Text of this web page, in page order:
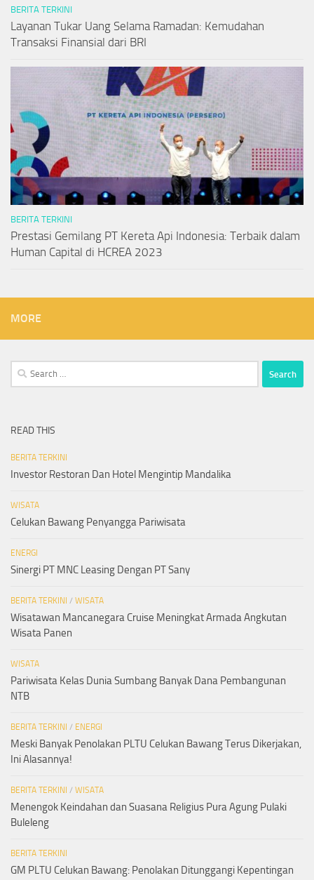
BERITA TERKINI
Layanan Tukar Uang Selama Ramadan: Kemudahan
Transaksi Finansial dari BRI
BERITA TERKINI
Prestasi Gemilang PT Kereta Api Indonesia: Terbaik dalam
Human Capital di HCREA 2023
MORE
Search
for:
READ THIS
BERITA TERKINI
Investor Restoran Dan Hotel Mengintip Mandalika
WISATA
Celukan Bawang Penyangga Pariwisata
ENERGI
Sinergi PT MNC Leasing Dengan PT Sany
BERITA TERKINI / WISATA
Wisatawan Mancanegara Cruise Meningkat Armada Angkutan
Wisata Panen
WISATA
Pariwisata Kelas Dunia Sumbang Banyak Dana Pembangunan
NTB
BERITA TERKINI / ENERGI
Meski Banyak Penolakan PLTU Celukan Bawang Terus Dikerjakan,
Ini Alasannya!
BERITA TERKINI / WISATA
Menengok Keindahan dan Suasana Religius Pura Agung Pulaki
Buleleng
BERITA TERKINI
GM PLTU Celukan Bawang: Penolakan Ditunggangi Kepentingan